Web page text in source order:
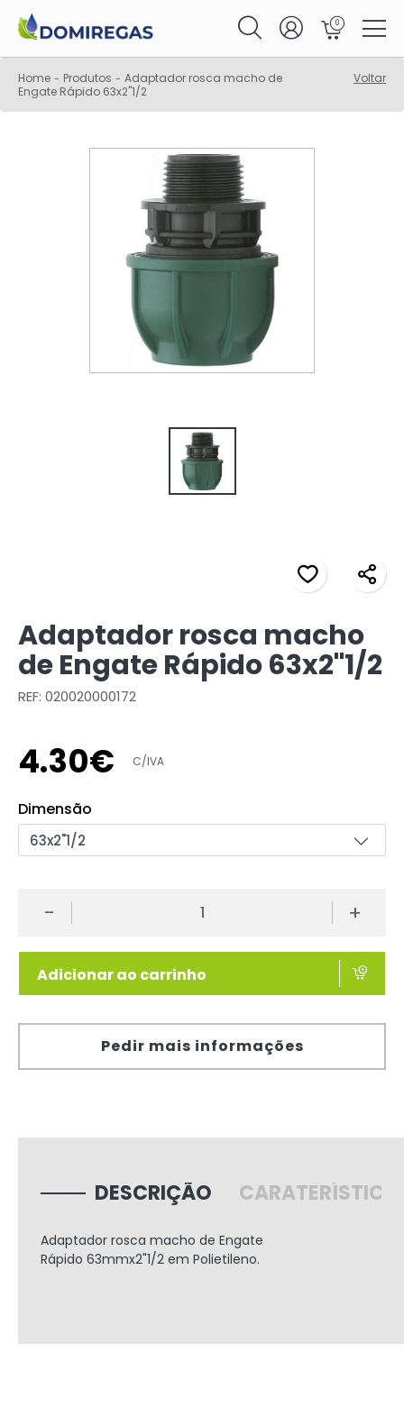
0
Home - Produtos - Adaptador rosca macho de
Engate Rápido 63x2"1/2
Voltar
Adaptador rosca macho
de Engate Rápido 63x2"1/2
REF: 020020000172
4.30€ C/IVA
Dimensão
- +
Adicionar ao carrinho
Pedir mais informações
DESCRIÇÃO
Adaptador rosca macho de Engate
Rápido 63mmx2"1/2 em Polietileno.